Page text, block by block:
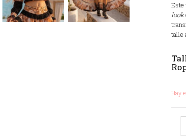
Este
look
talle
Hay